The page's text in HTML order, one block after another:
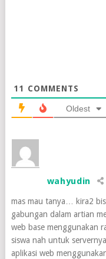
11 COMMENTS
Oldest
wahyudin
mas mau tanya… kira2
gabungan dalam artian
web base menggunakan
siswa nah untuk
aplikasi web